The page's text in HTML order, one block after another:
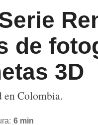
de
3D
en Colombia.
6 min